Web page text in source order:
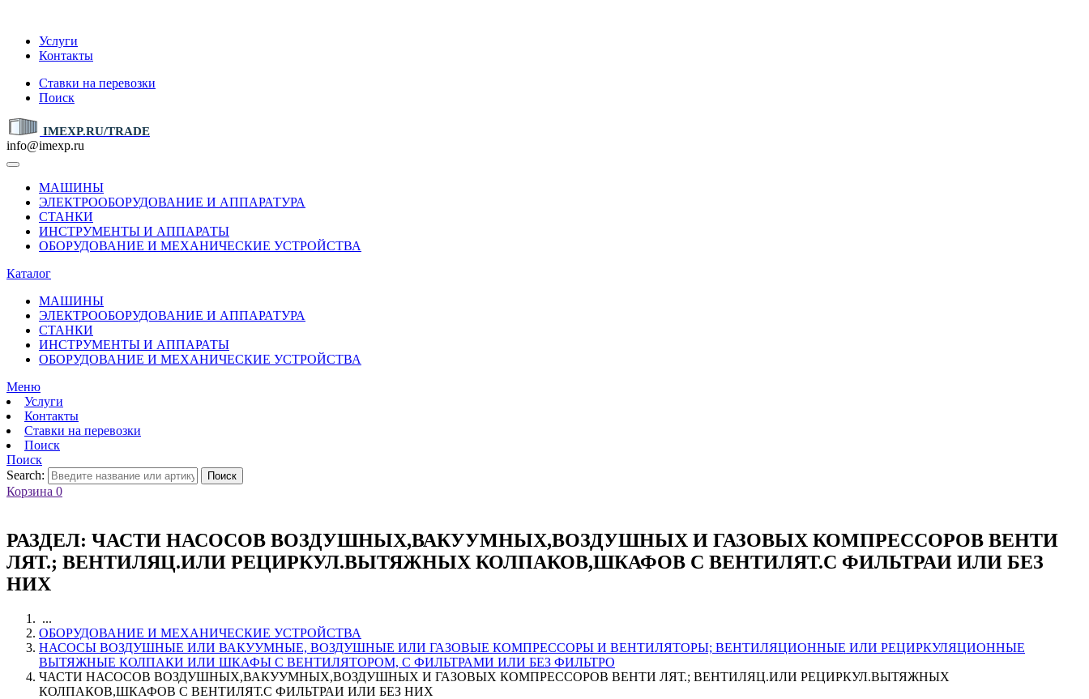
Услуги
Контакты
Ставки на перевозки
Поиск
IMEXP.RU/TRADE
info@imexp.ru
МАШИНЫ
ЭЛЕКТРООБОРУДОВАНИЕ И АППАРАТУРА
СТАНКИ
ИНСТРУМЕНТЫ И АППАРАТЫ
ОБОРУДОВАНИЕ И МЕХАНИЧЕСКИЕ УСТРОЙСТВА
Каталог
МАШИНЫ
ЭЛЕКТРООБОРУДОВАНИЕ И АППАРАТУРА
СТАНКИ
ИНСТРУМЕНТЫ И АППАРАТЫ
ОБОРУДОВАНИЕ И МЕХАНИЧЕСКИЕ УСТРОЙСТВА
Меню
Услуги
Контакты
Ставки на перевозки
Поиск
Поиск
Search:
Поиск
Корзина 0
РАЗДЕЛ: ЧАСТИ НАСОСОВ ВОЗДУШНЫХ,ВАКУУМНЫХ,ВОЗДУШНЫХ И ГАЗОВЫХ КОМПРЕССОРОВ ВЕНТИ
ЛЯТ.; ВЕНТИЛЯЦ.ИЛИ РЕЦИРКУЛ.ВЫТЯЖНЫХ КОЛПАКОВ,ШКАФОВ С ВЕНТИЛЯТ.С ФИЛЬТРАИ ИЛИ БЕЗ
НИХ
...
ОБОРУДОВАНИЕ И МЕХАНИЧЕСКИЕ УСТРОЙСТВА
НАСОСЫ ВОЗДУШНЫЕ ИЛИ ВАКУУМНЫЕ, ВОЗДУШНЫЕ ИЛИ ГАЗОВЫЕ КОМПРЕССОРЫ И ВЕНТИЛЯТОРЫ; ВЕНТИЛЯЦИОННЫЕ ИЛИ РЕЦИРКУЛЯЦИОННЫЕ
ВЫТЯЖНЫЕ КОЛПАКИ ИЛИ ШКАФЫ С ВЕНТИЛЯТОРОМ, С ФИЛЬТРАМИ ИЛИ БЕЗ ФИЛЬТРО
ЧАСТИ НАСОСОВ ВОЗДУШНЫХ,ВАКУУМНЫХ,ВОЗДУШНЫХ И ГАЗОВЫХ КОМПРЕССОРОВ ВЕНТИ ЛЯТ.; ВЕНТИЛЯЦ.ИЛИ РЕЦИРКУЛ.ВЫТЯЖНЫХ
КОЛПАКОВ,ШКАФОВ С ВЕНТИЛЯТ.С ФИЛЬТРАИ ИЛИ БЕЗ НИХ